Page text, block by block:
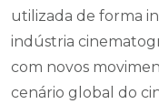
utilizada de forma
indústria
com novos
cenário global do